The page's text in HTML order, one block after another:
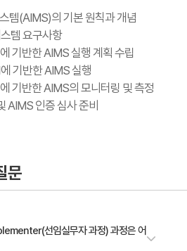
템(AIMS)의 기본 원칙과 개념
템 요구사항
기반한 AIMS 실행 계획 수립
기반한 AIMS 실행
기반한 AIMS의 모니터링 및 측정
AIMS 인증 심사 준비
문
선임실무자 과정) 과정은 어